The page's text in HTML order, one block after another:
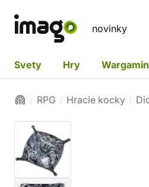
novinky
Svety Hry
RPG Hracie kocky